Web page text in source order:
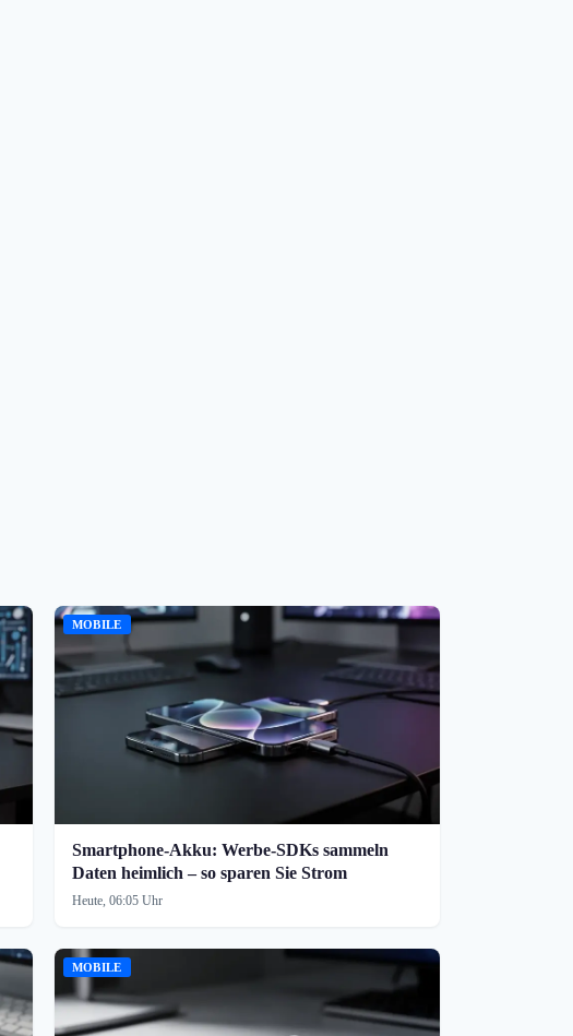
MOBILE
Smartphone-Akku: Werbe-SDKs sammeln
Daten heimlich – so sparen Sie Strom
Heute, 06:05 Uhr
MOBILE